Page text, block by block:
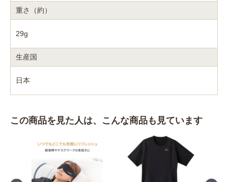
重さ（約）
29g
生産国
日本
この商品を見た人は、こんな商品も見ています